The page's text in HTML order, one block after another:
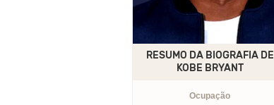
RESUMO DA BIOGRAFIA DE
KOBE BRYANT
Ocupação